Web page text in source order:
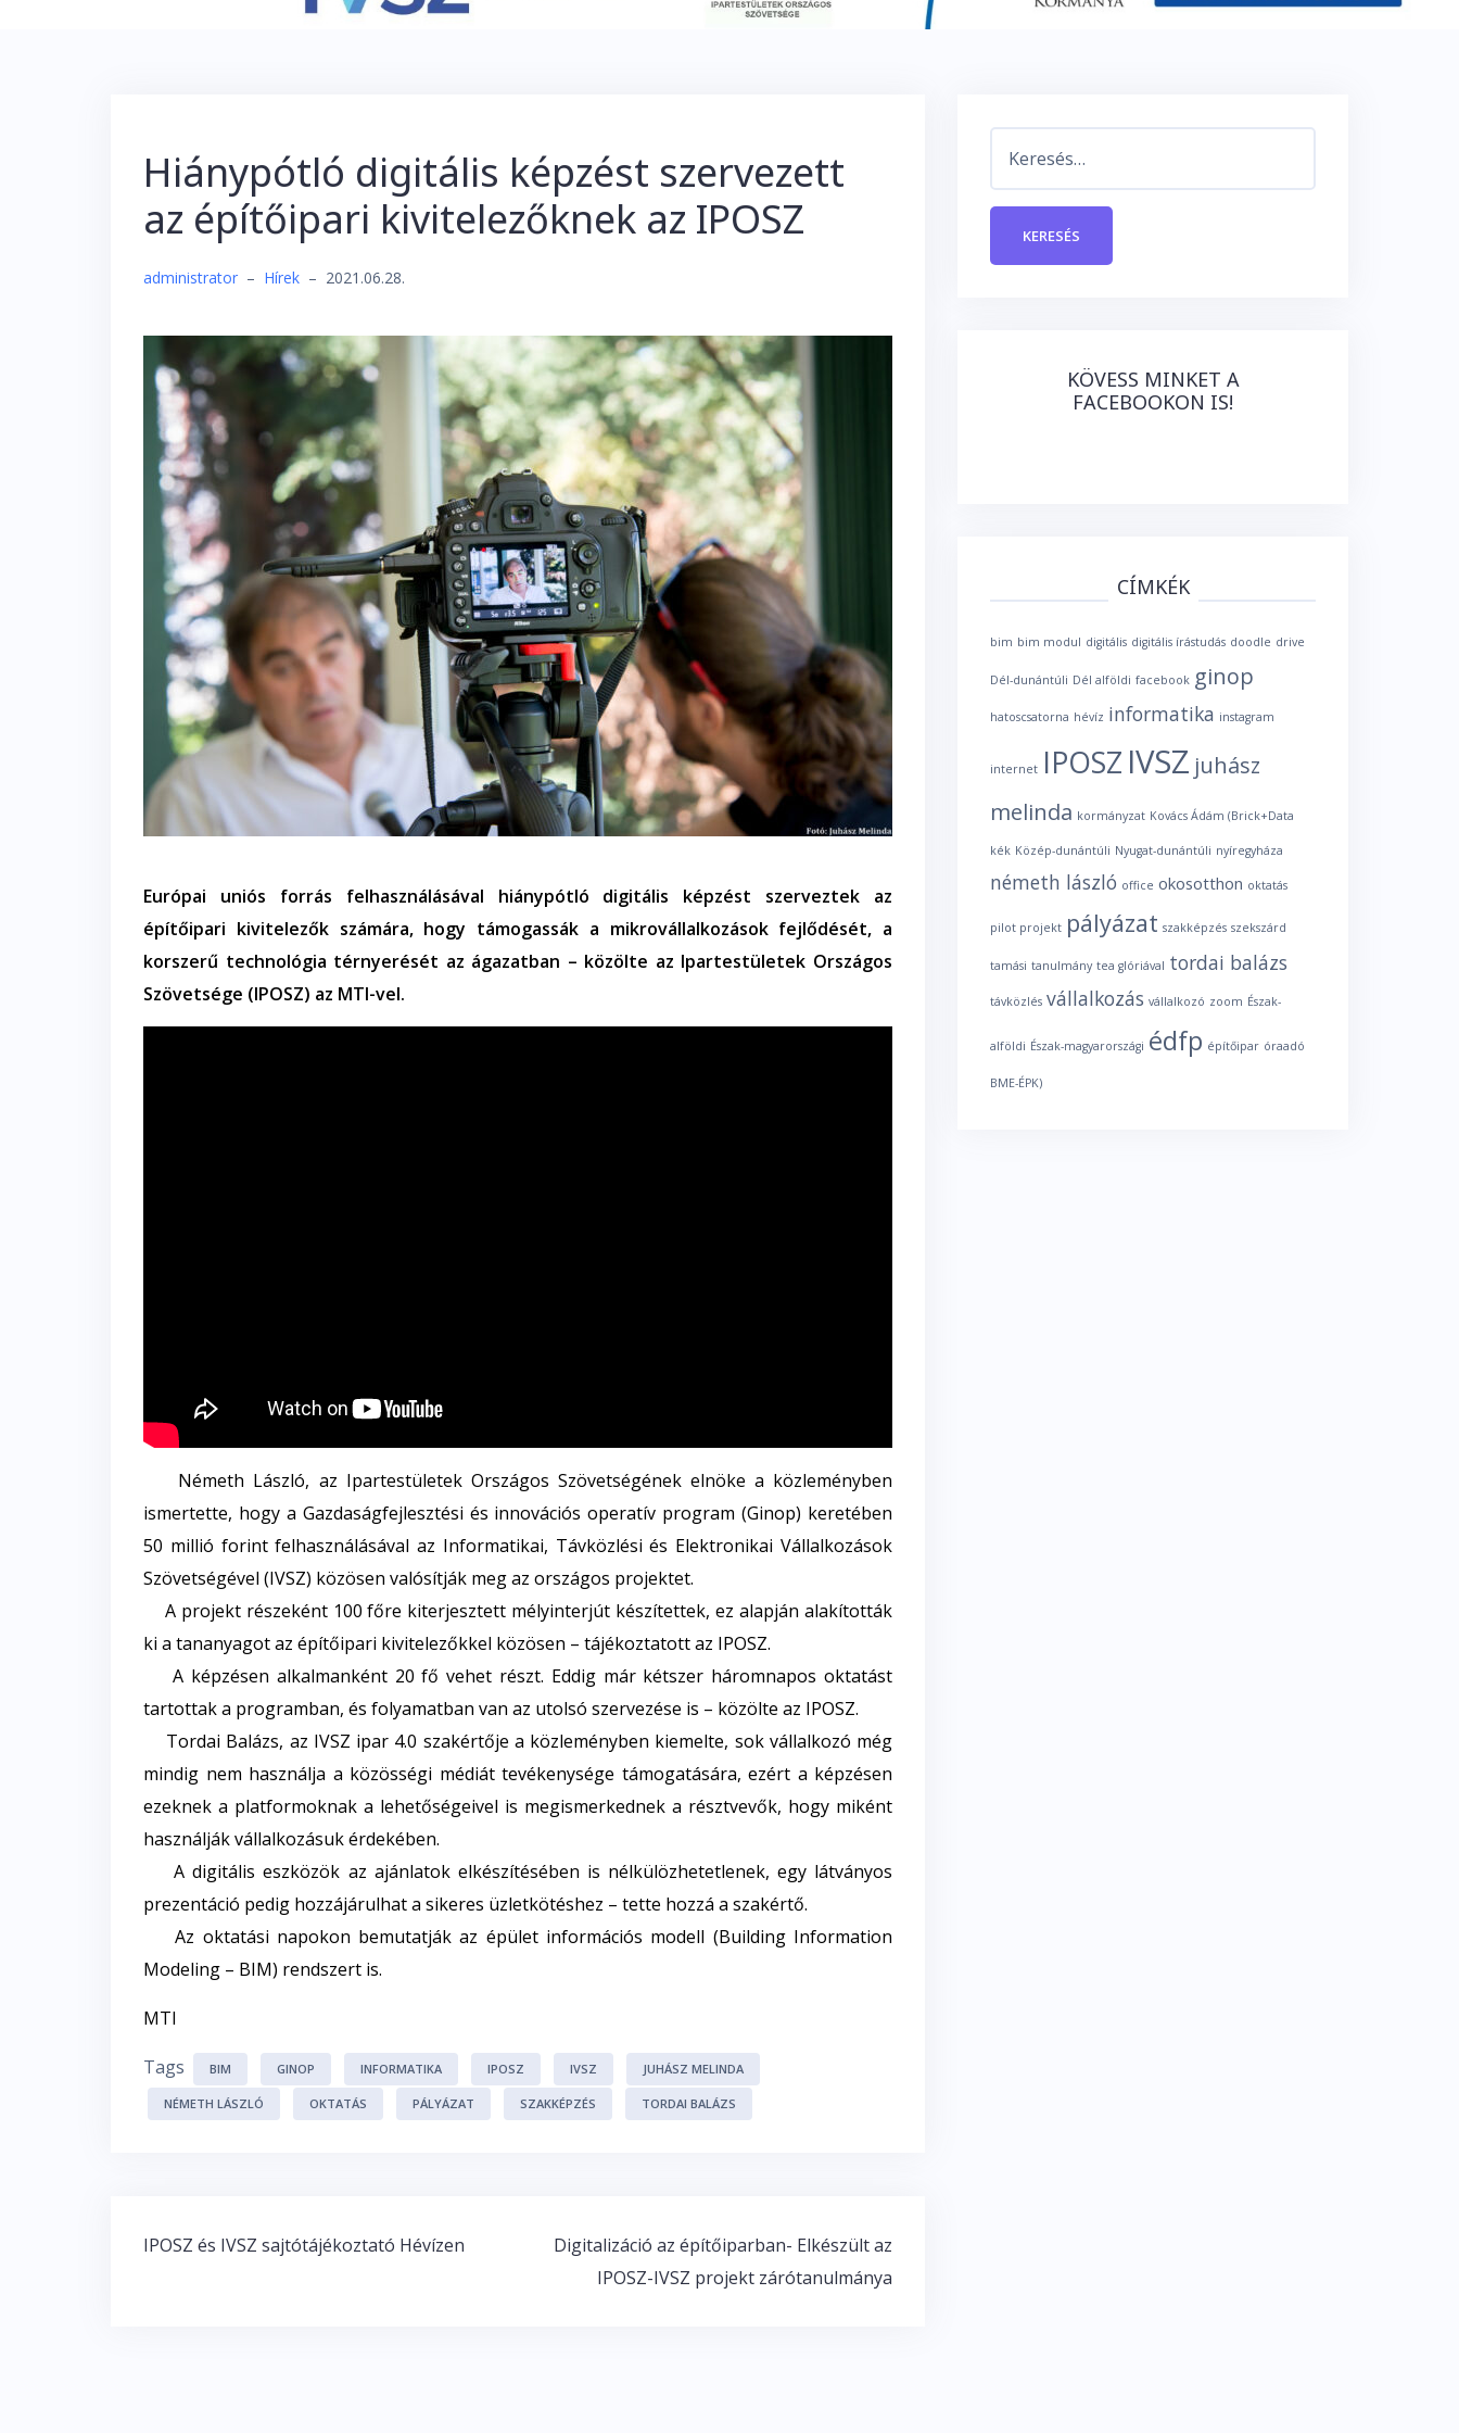
Hiánypótló digitális képzést szervezett
az építőipari kivitelezőknek az IPOSZ
administrator – Hírek – 2021.06.28.
Európai uniós forrás felhasználásával hiánypótló digitális képzést szerveztek az
építőipari kivitelezők számára, hogy támogassák a mikrovállalkozások fejlődését, a
korszerű technológia térnyerését az ágazatban – közölte az Ipartestületek Országos
Szövetsége (IPOSZ) az MTI-vel.
Németh László, az Ipartestületek Országos Szövetségének elnöke a közleményben
ismertette, hogy a Gazdaságfejlesztési és innovációs operatív program (Ginop) keretében
50 millió forint felhasználásával az Informatikai, Távközlési és Elektronikai Vállalkozások
Szövetségével (IVSZ) közösen valósítják meg az országos projektet.
A projekt részeként 100 főre kiterjesztett mélyinterjút készítettek, ez alapján alakították
ki a tananyagot az építőipari kivitelezőkkel közösen – tájékoztatott az IPOSZ.
A képzésen alkalmanként 20 fő vehet részt. Eddig már kétszer háromnapos oktatást
tartottak a programban, és folyamatban van az utolsó szervezése is – közölte az IPOSZ.
Tordai Balázs, az IVSZ ipar 4.0 szakértője a közleményben kiemelte, sok vállalkozó még
mindig nem használja a közösségi médiát tevékenysége támogatására, ezért a képzésen
ezeknek a platformoknak a lehetőségeivel is megismerkednek a résztvevők, hogy miként
használják vállalkozásuk érdekében.
A digitális eszközök az ajánlatok elkészítésében is nélkülözhetetlenek, egy látványos
prezentáció pedig hozzájárulhat a sikeres üzletkötéshez – tette hozzá a szakértő.
Az oktatási napokon bemutatják az épület információs modell (Building Information
Modeling – BIM) rendszert is.
MTI
Tags BIM GINOP INFORMATIKA IPOSZ IVSZ JUHÁSZ MELINDA
NÉMETH LÁSZLÓ OKTATÁS PÁLYÁZAT SZAKKÉPZÉS TORDAI BALÁZS
Bejegyzés
IPOSZ és IVSZ sajtótájékoztató Hévízen
Digitalizáció az építőiparban- Elkészült az
IPOSZ-IVSZ projekt zárótanulmánya
KÖVESS MINKET A
FACEBOOKON IS!
CÍMKÉK
bim bim modul digitális digitális írástudás doodle drive
Dél-dunántúli Dél alföldi facebook ginop
hatoscsatorna hévíz informatika instagram
internet IPOSZ IVSZ juhász
melinda kormányzat Kovács Ádám (Brick+Data
kék Közép-dunántúli Nyugat-dunántúli nyíregyháza
németh lászló office okosotthon oktatás
pilot projekt pályázat szakképzés szekszárd
tamási tanulmány tea glóriával tordai balázs
távközlés vállalkozás vállalkozó zoom Észak-
alföldi Észak-magyarországi édfp építőipar óraadó
BME-ÉPK)